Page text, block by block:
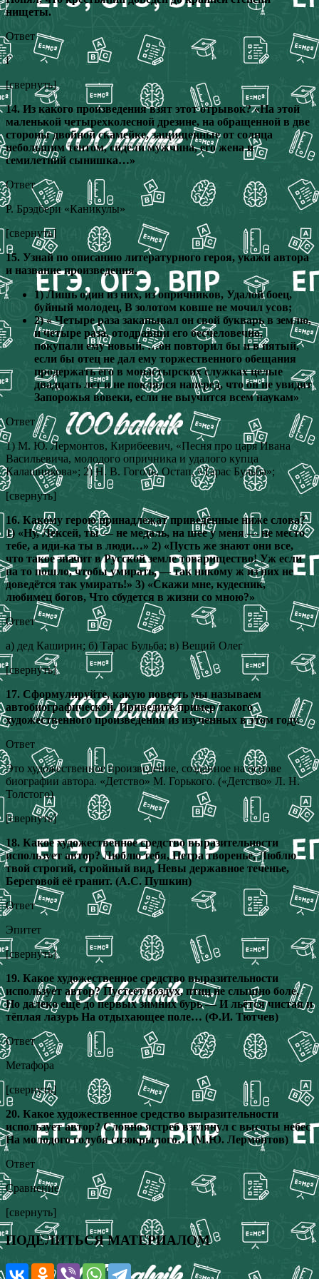
нищеты.
Ответ
Г
[свернуть]
14. Из какого произведения взят этот отрывок? «На этой
маленькой четырехколесной дрезине, на обращенной в две
стороны двойной скамейке, защищенные от солнца
небольшим тентом, сидели мужчина, его жена и
семилетний сынишка…»
Ответ
Р. Брэдбери «Каникулы»
[свернуть]
15. Узнай по описанию литературного героя, укажи автора
и название произведения.
1) Лишь один из них, из опричников, Удалой боец,
буйный молодец, В золотом ковше не мочил усов;
2) « Четыре раза закапывал он свой букварь в землю,
и четыре раза, отодравши его бесчеловечно,
покупали ему новый. …он повторил бы и в пятый,
если бы отец не дал ему торжественного обещания
продержать его в монастырских служках целые
двадцать лет и не поклялся наперед, что он не увидит
Запорожья вовеки, если не выучится всем наукам»
Ответ
1) М. Ю. Лермонтов, Кирибеевич, «Песня про царя Ивана
Васильевича, молодого опричника и удалого купца
Калашникова»; 2) Н. В. Гоголь, Остап, «Тарас Бульба»;
[свернуть]
16. Какому герою принадлежат приведённые ниже слова?
1) «Ну, Лексей, ты — не медаль, на шее у меня — не место
тебе, а иди-ка ты в люди…» 2) «Пусть же знают они все,
что такое значит в Русской земле товарищество! Уж если
на то пошло, чтобы умирать, — так никому ж из них не
доведётся так умирать!» 3) «Скажи мне, кудесник,
любимец богов, Что сбудется в жизни со мною?»
Ответ
а) дед Каширин; б) Тарас Бульба; в) Вещий Олег
[свернуть]
17. Сформулируйте, какую повесть мы называем
автобиографической. Приведите пример такого
художественного произведения из изученных в этом году.
Ответ
Это художественное произведение, созданное на основе
биографии автора. «Детство» М. Горького. («Детство» Л. Н.
Толстого)
[свернуть]
18. Какое художественное средство выразительности
использует автор? Люблю тебя, Петра творенье, Люблю
твой строгий, стройный вид, Невы державное теченье,
Береговой её гранит. (А.С. Пушкин)
Ответ
Эпитет
[свернуть]
19. Какое художественное средство выразительности
использует автор? Пустеет воздух, птиц не слышно боле,
Но далеко ещё до первых зимних бурь — И льётся чистая и
тёплая лазурь На отдыхающее поле… (Ф.И. Тютчев)
Ответ
Метафора
[свернуть]
20. Какое художественное средство выразительности
использует автор? Словно ястреб взглянул с высоты небес
На молодого голубя сизокрылого… (М.Ю. Лермонтов)
Ответ
Сравнение
[свернуть]
ПОДЕЛИТЬСЯ МАТЕРИАЛОМ